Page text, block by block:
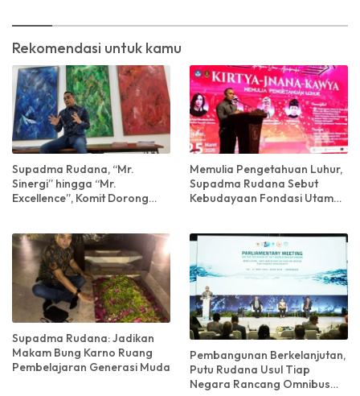
Rekomendasi untuk kamu
Supadma Rudana, “Mr.
Sinergi” hingga “Mr.
Excellence”, Komit Dorong
Memulia Pengetahuan Luhur,
Supadma Rudana Sebut
Kebudayaan Fondasi Utama
Supadma Rudana: Jadikan
Makam Bung Karno Ruang
Pembelajaran Generasi Muda
Pembangunan Berkelanjutan,
Putu Rudana Usul Tiap
Negara Rancang Omnibus